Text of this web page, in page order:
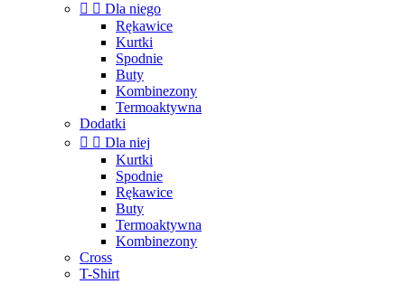
  Dla niego
Rękawice
Kurtki
Spodnie
Buty
Kombinezony
Termoaktywna
Dodatki
  Dla niej
Kurtki
Spodnie
Rękawice
Buty
Termoaktywna
Kombinezony
Cross
T-Shirt